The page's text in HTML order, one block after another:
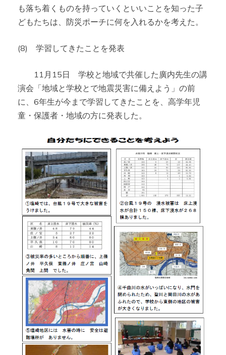
も落ち着くものを持っていくといいことを知った子
どもたちは、防災ポーチに何を入れるかを考えた。
(8) 学習してきたことを発表
11月15日 学校と地域で共催した廣内先生の講
演会「地域と学校とで地震災害に備えよう」の前
に、6年生が今まで学習してきたことを、高学年児
童・保護者・地域の方に発表した。